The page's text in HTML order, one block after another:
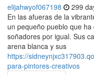
elijahwyof067198 299
En las afueras de la
un pequeño pueblo que
soñadores por igual. Sus
arena blanca y sus
https://
para-pintores-creativos